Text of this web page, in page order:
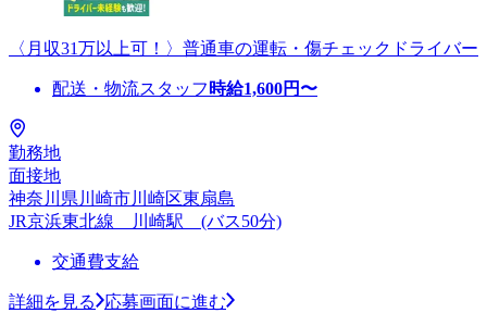
〈月収31万以上可！〉普通車の運転・傷チェックドライバー
配送・物流スタッフ 時給1,600円〜
勤務地
面接地
神奈川県川崎市川崎区東扇島
JR京浜東北線 川崎駅 (バス50分)
交通費支給
詳細を見る
応募画面に進む